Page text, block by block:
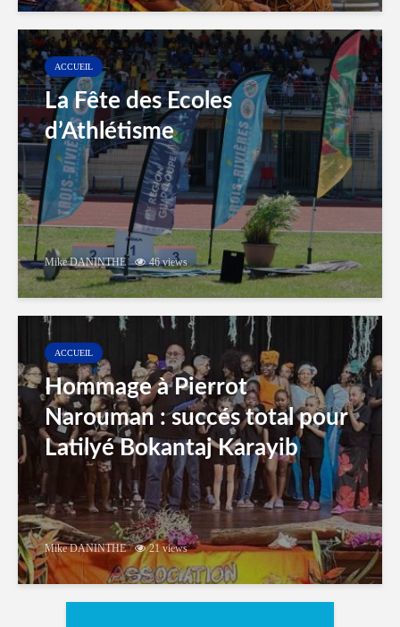
ACCUEIL
La Fête des Ecoles
d’Athlétisme
Mike DANINTHE 46 views
ACCUEIL
Hommage à Pierrot
Narouman : succés total pour
Latilyé Bokantaj Karayib
Mike DANINTHE 21 views